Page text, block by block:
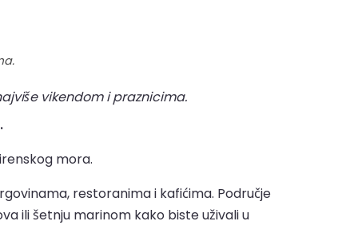
vikendom i praznicima.
mora.
restoranima i kafićima. Područje
ili šetnju marinom kako biste uživali u